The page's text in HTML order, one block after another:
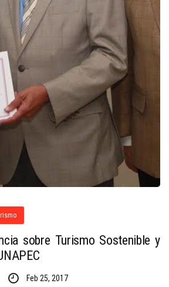
sobre Turismo Sostenible y
Feb 25, 2017